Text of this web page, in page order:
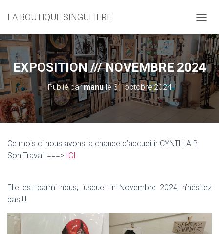
LA BOUTIQUE SINGULIERE
É
L
E
R
L
A
N
N
EXPOSITION /// NOVEMBRE 2024
Publié parmanule31 octobre 2024
Ce mois ci nous avons la chance d’accueillir CYNTHIA B.
Son Travail ===> ICI
Elle est parmi nous, jusque fin Novembre 2024, n’hésitez
pas !!!